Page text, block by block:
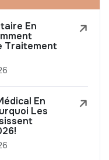
En
Traitement
En
Les